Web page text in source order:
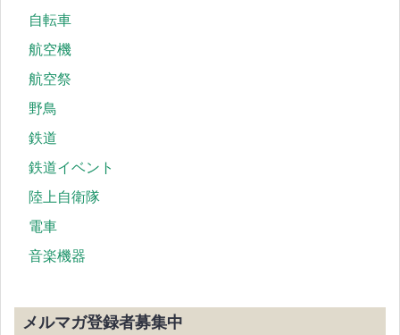
自転車
航空機
航空祭
野鳥
鉄道
鉄道イベント
陸上自衛隊
電車
音楽機器
メルマガ登録者募集中